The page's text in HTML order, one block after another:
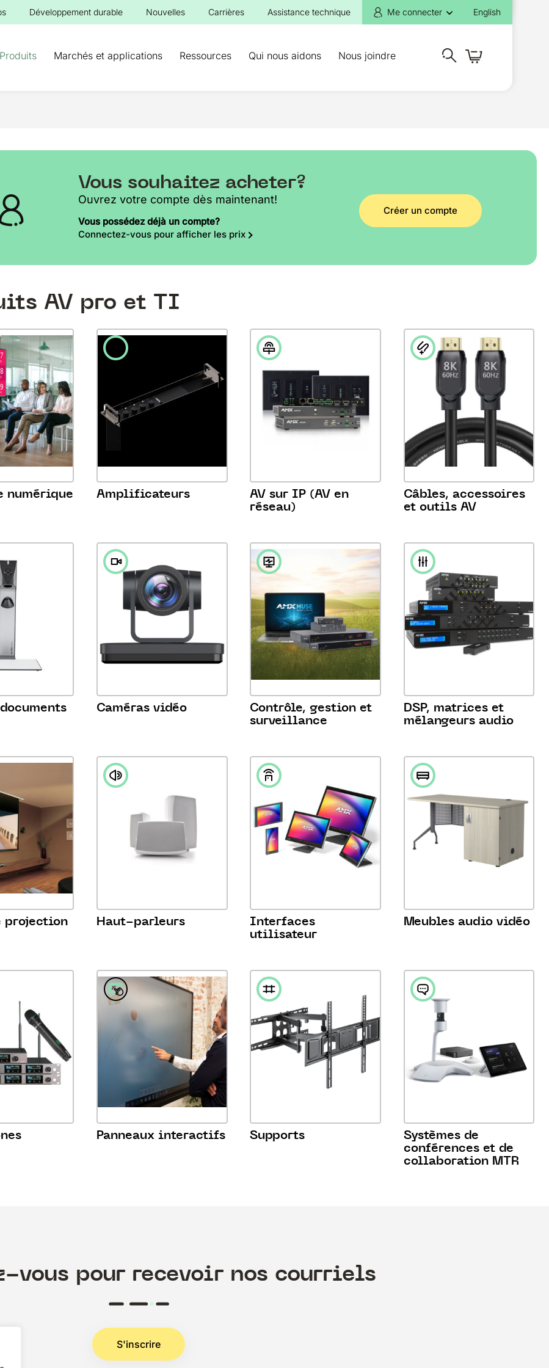
Développement durable Nouvelles Carrières Assistance technique Me connecter English
Produits Marchés et applications Ressources Qui nous aidons Nous joindre
Vous souhaitez acheter?
Ouvrez votre compte dès maintenant!
Vous possédez déjà un compte?
Connectez-vous pour afficher les prix
Créer un compte
AV pro et TI
numérique Amplificateurs
AV sur IP (AV en
réseau)
Câbles, accessoires
et outils AV
Caméras vidéo
Contrôle, gestion et
surveillance
DSP, matrices et
mélangeurs audio
projection Haut-parleurs
Interfaces
utilisateur
Meubles audio vidéo
Panneaux interactifs Supports
Systèmes de
conférences et de
collaboration MTR
vous pour recevoir nos courriels
S'inscrire